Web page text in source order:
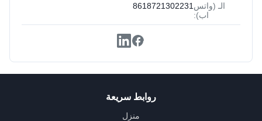
الـ (واتس
اب):
8618721302231
روابط سريعة
منزل